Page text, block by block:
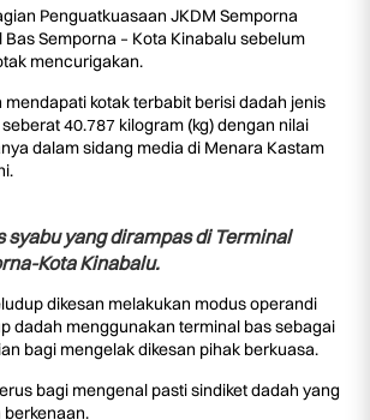
Penguatkuasaan JKDM Semporna
Semporna – Kota Kinabalu sebelum
mencurigakan.
mendapati kotak terbabit berisi dadah jenis
40.787 kilogram (kg) dengan nilai
dalam sidang media di Menara Kastam
syabu yang dirampas di Terminal
Kota Kinabalu.
dikesan melakukan modus operandi
dadah menggunakan terminal bas sebagai
bagi mengelak dikesan pihak berkuasa.
bagi mengenal pasti sindiket dadah yang